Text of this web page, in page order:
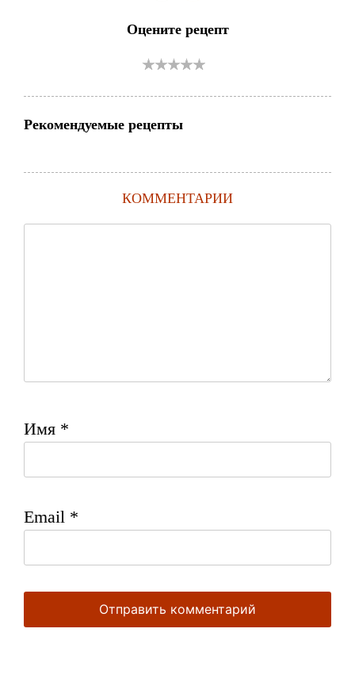
Оцените рецепт
Рекомендуемые рецепты
КОММЕНТАРИИ
Имя *
Email *